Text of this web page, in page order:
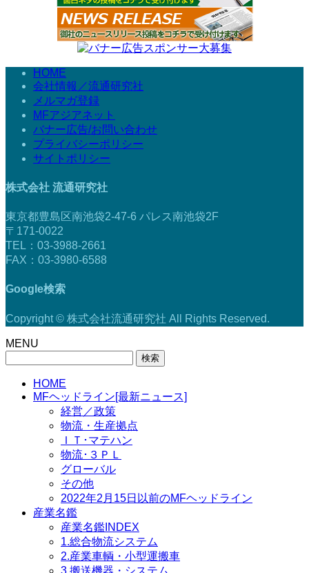
HOME
会社情報／流通研究社
メルマガ登録
MFアジアネット
バナー広告/お問い合わせ
プライバシーポリシー
サイトポリシー
株式会社 流通研究社
東京都豊島区南池袋2-47-6 パレス南池袋2F
〒171-0022
TEL：03-3988-2661
FAX：03-3980-6588
Google検索
Copyright © 株式会社流通研究社 All Rights Reserved.
MENU
HOME
MFヘッドライン[最新ニュース]
経営／政策
物流・生産拠点
ＩＴ･マテハン
物流･３ＰＬ
グローバル
その他
2022年2月15日以前のMFヘッドライン
産業名鑑
産業名鑑INDEX
1.総合物流システム
2.産業車輌・小型運搬車
3.搬送機器・システム